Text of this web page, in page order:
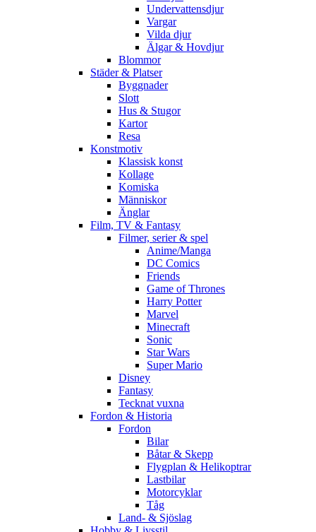
Undervattensdjur
Vargar
Vilda djur
Älgar & Hovdjur
Blommor
Städer & Platser
Byggnader
Slott
Hus & Stugor
Kartor
Resa
Konstmotiv
Klassisk konst
Kollage
Komiska
Människor
Änglar
Film, TV & Fantasy
Filmer, serier & spel
Anime/Manga
DC Comics
Friends
Game of Thrones
Harry Potter
Marvel
Minecraft
Sonic
Star Wars
Super Mario
Disney
Fantasy
Tecknat vuxna
Fordon & Historia
Fordon
Bilar
Båtar & Skepp
Flygplan & Helikoptrar
Lastbilar
Motorcyklar
Tåg
Land- & Sjöslag